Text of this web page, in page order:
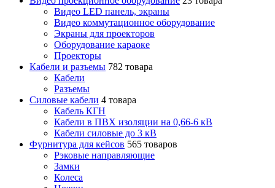
Видео LED панель, экраны
Видео коммутационное оборудование
Экраны для проекторов
Оборудование караоке
Проекторы
Кабели и разъемы 782 товара
Кабели
Разъемы
Силовые кабели 4 товара
Кабель КГН
Кабели в ПВХ изоляции на 0,66-6 кВ
Кабели силовые до 3 кВ
Фурнитура для кейсов 565 товаров
Рэковые направляющие
Замки
Колеса